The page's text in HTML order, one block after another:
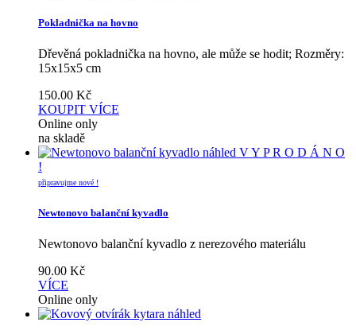
Pokladnička na hovno
Dřevěná pokladnička na hovno, ale může se hodit; Rozměry:
15x15x5 cm
150.00 Kč
KOUPIT VÍCE
Online only
na skladě
náhled V Y P R O D Á N O
!
připravujme nové !
Newtonovo balanční kyvadlo
Newtonovo balanční kyvadlo z nerezového materiálu
90.00 Kč
VÍCE
Online only
náhled